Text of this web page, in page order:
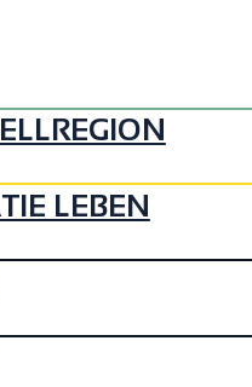
LEBEN